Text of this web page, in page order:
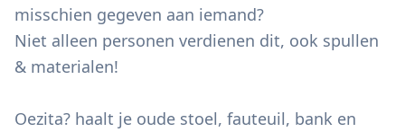
misschien gegeven aan iemand?
Niet alleen personen verdienen dit, ook spullen
& materialen!
Oezita? haalt je oude stoel, fauteuil, bank en